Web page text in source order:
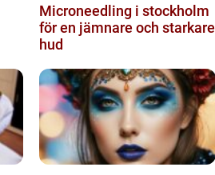
Microneedling i stockholm
för en jämnare och starkare
hud